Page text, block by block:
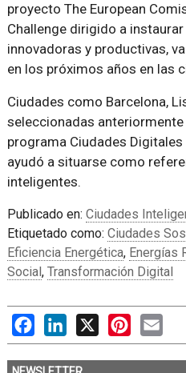
proyecto The European
Challenge dirigido a
innovadoras y productivas,
en los próximos años en las
Ciudades como Barcelona,
seleccionadas anteriormente
programa Ciudades
ayudó a situarse como
inteligentes.
Publicado en: Ciudades
Etiquetado como: Ciudades
Eficiencia Energética, Energías
Social, Transformación Digital
FacebookLinkedIn
X PinterestEmail